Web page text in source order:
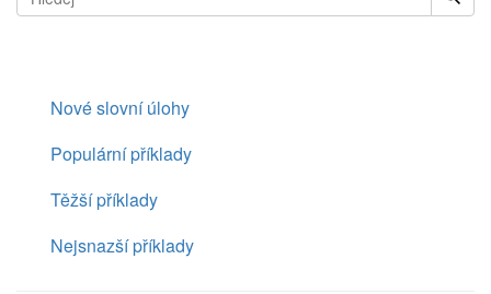
Nové slovní úlohy
Populární příklady
Těžší příklady
Nejsnazší příklady